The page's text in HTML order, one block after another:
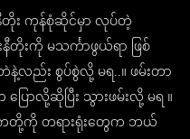
း ကုန်စုံဆိုင်မှာ လုပ်တဲ့
းကို မသင်္ကာဖွယ်ရာ ဖြစ်
ည်း စွပ်စွဲလို့ မရ..။ ဖမ်းတာ
ောလို့ဆိုပြီး သွားဖမ်းလို့ မရ ။
တို့ကို တရားရုံးတွေက ဘယ်